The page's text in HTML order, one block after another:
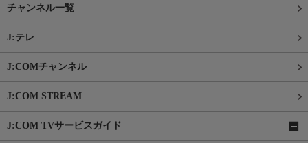
チャンネル一覧
J:テレ
J:COMチャンネル
J:COM STREAM
J:COM TVサービスガイド